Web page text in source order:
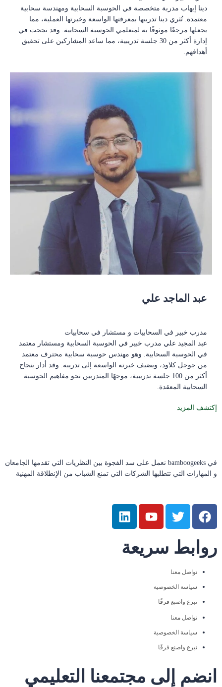
دينا إيهاب مدربة متخصصة في الحوسبة السحابية ومهندسة سحابية
معتمدة. تُثري دينا تدريبها بمعرفتها الواسعة وخبرتها العملية، مما
يجعلها مرجعًا موثوقًا به لمتعلمي الحوسبة السحابية. وقد نجحت في
إدارة أكثر من 30 جلسة تدريبية، مما ساعد المشاركين على تحقيق
أهدافهم.
عبد الماجد علي
مدرب خبير في السحابيات و مستشار في سحابيات
عبد المجيد علي مدرب خبير في الحوسبة السحابية ومستشار معتمد
في الحوسبة السحابية. وهو مهندس حوسبة سحابية محترف معتمد
من جوجل كلاود، ويضيف خبرته الواسعة إلى تدريبه. وقد أدار بنجاح
أكثر من 100 جلسة تدريبية، موجهًا المتدربين نحو مفاهيم الحوسبة
السحابية المعقدة.
إكتشف المزيد
في bamboogeeks نعمل على سد الفجوة بين النظريات التي تقدمها الجامعان
و المهارات التي تتطلبها الشركات التي تمنع الشباب من الإنطلاقة المهنية
روابط سريعة
تواصل معنا
سياسة الخصوصية
تبرع واصنع فرقًا
تواصل معنا
سياسة الخصوصية
تبرع واصنع فرقًا
انضم إلى مجتمعنا التعليمي